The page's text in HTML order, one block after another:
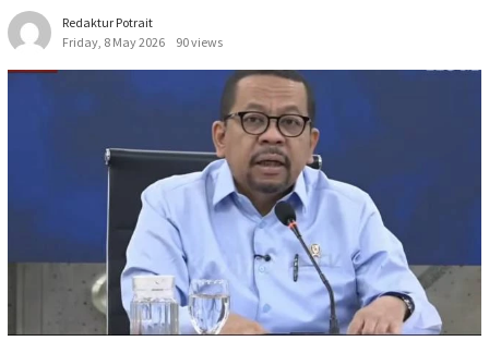
Redaktur Potrait
Friday, 8 May 2026
90 views